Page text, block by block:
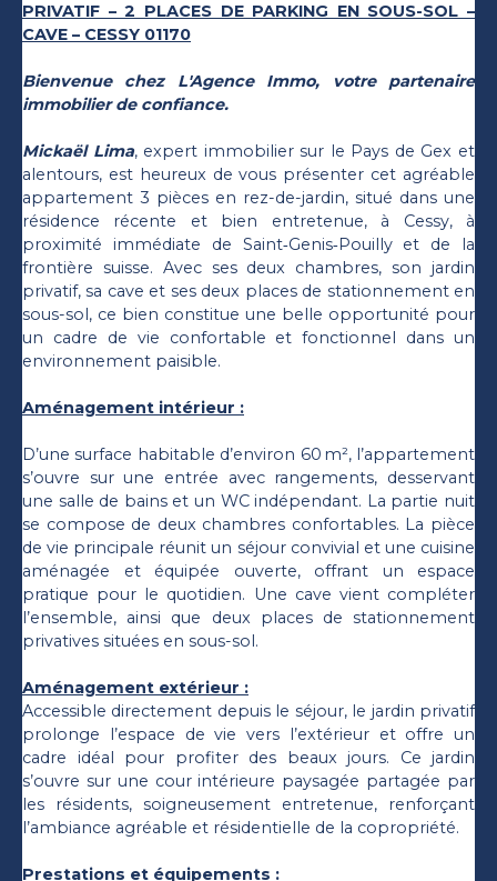
PRIVATIF – 2 PLACES DE PARKING EN SOUS-SOL –
CAVE – CESSY 01170
Bienvenue chez L'Agence Immo, votre partenaire
immobilier de confiance.
Mickaël Lima, expert immobilier sur le Pays de Gex et
alentours, est heureux de vous présenter cet agréable
appartement 3 pièces en rez-de-jardin, situé dans une
résidence récente et bien entretenue, à Cessy, à
proximité immédiate de Saint‑Genis‑Pouilly et de la
frontière suisse. Avec ses deux chambres, son jardin
privatif, sa cave et ses deux places de stationnement en
sous-sol, ce bien constitue une belle opportunité pour
un cadre de vie confortable et fonctionnel dans un
environnement paisible.
Aménagement intérieur :
D’une surface habitable d’environ 60 m², l’appartement
s’ouvre sur une entrée avec rangements, desservant
une salle de bains et un WC indépendant. La partie nuit
se compose de deux chambres confortables. La pièce
de vie principale réunit un séjour convivial et une cuisine
aménagée et équipée ouverte, offrant un espace
pratique pour le quotidien. Une cave vient compléter
l’ensemble, ainsi que deux places de stationnement
privatives situées en sous-sol.
Aménagement extérieur :
Accessible directement depuis le séjour, le jardin privatif
prolonge l’espace de vie vers l’extérieur et offre un
cadre idéal pour profiter des beaux jours. Ce jardin
s’ouvre sur une cour intérieure paysagée partagée par
les résidents, soigneusement entretenue, renforçant
l’ambiance agréable et résidentielle de la copropriété.
Prestations et équipements :